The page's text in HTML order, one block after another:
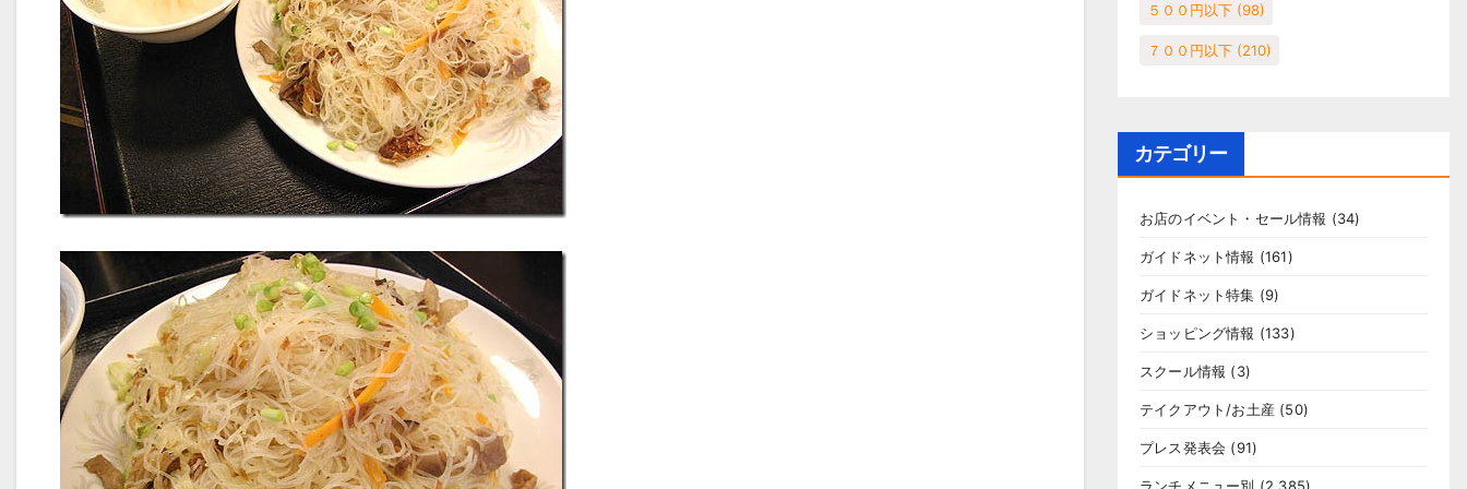
５００円以下 (98)
７００円以下 (210)
カテゴリー
お店のイベント・セール情報 (34)
ガイドネット情報 (161)
ガイドネット特集 (9)
ショッピング情報 (133)
スクール情報 (3)
テイクアウト/お土産 (50)
プレス発表会 (91)